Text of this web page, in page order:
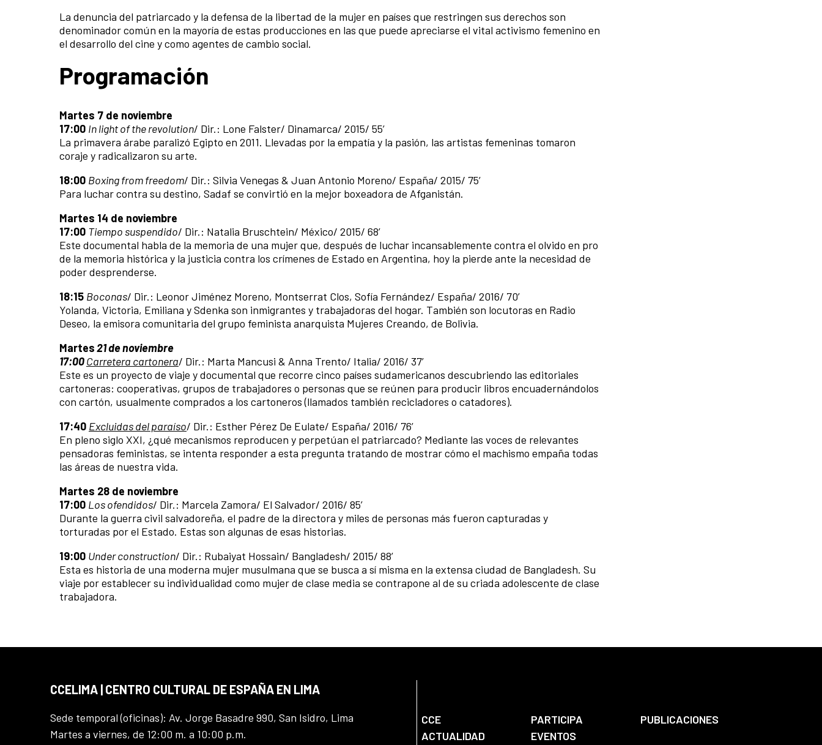
La denuncia del patriarcado y la defensa de la libertad de la mujer en países que restringen sus derechos son
denominador común en la mayoría de estas producciones en las que puede apreciarse el vital activismo femenino en
el desarrollo del cine y como agentes de cambio social.
Programación
Martes 7 de noviembre
17:00 In light of the revolution/ Dir.: Lone Falster/ Dinamarca/ 2015/ 55’
La primavera árabe paralizó Egipto en 2011. Llevadas por la empatía y la pasión, las artistas femeninas tomaron
coraje y radicalizaron su arte.
18:00 Boxing from freedom/ Dir.: Silvia Venegas & Juan Antonio Moreno/ España/ 2015/ 75’
Para luchar contra su destino, Sadaf se convirtió en la mejor boxeadora de Afganistán.
Martes 14 de noviembre
17:00 Tiempo suspendido/ Dir.: Natalia Bruschtein/ México/ 2015/ 68’
Este documental habla de la memoria de una mujer que, después de luchar incansablemente contra el olvido en pro
de la memoria histórica y la justicia contra los crímenes de Estado en Argentina, hoy la pierde ante la necesidad de
poder desprenderse.
18:15 Boconas/ Dir.: Leonor Jiménez Moreno, Montserrat Clos, Sofía Fernández/ España/ 2016/ 70’
Yolanda, Victoria, Emiliana y Sdenka son inmigrantes y trabajadoras del hogar. También son locutoras en Radio
Deseo, la emisora comunitaria del grupo feminista anarquista Mujeres Creando, de Bolivia.
Martes21 de noviembre
17:00Carretera cartonera/ Dir.: Marta Mancusi & Anna Trento/ Italia/ 2016/ 37’
Este es un proyecto de viaje y documental que recorre cinco países sudamericanos descubriendo las editoriales
cartoneras: cooperativas, grupos de trabajadores o personas que se reúnen para producir libros encuadernándolos
con cartón, usualmente comprados a los cartoneros (llamados también recicladores o catadores).
17:40 Excluidas del paraíso/ Dir.: Esther Pérez De Eulate/ España/ 2016/ 76’
En pleno siglo XXI, ¿qué mecanismos reproducen y perpetúan el patriarcado? Mediante las voces de relevantes
pensadoras feministas, se intenta responder a esta pregunta tratando de mostrar cómo el machismo empaña todas
las áreas de nuestra vida.
Martes 28 de noviembre
17:00 Los ofendidos/ Dir.: Marcela Zamora/ El Salvador/ 2016/ 85’
Durante la guerra civil salvadoreña, el padre de la directora y miles de personas más fueron capturadas y
torturadas por el Estado. Estas son algunas de esas historias.
19:00 Under construction/ Dir.: Rubaiyat Hossain/ Bangladesh/ 2015/ 88’
Esta es historia de una moderna mujer musulmana que se busca a sí misma en la extensa ciudad de Bangladesh. Su
viaje por establecer su individualidad como mujer de clase media se contrapone al de su criada adolescente de clase
trabajadora.
CCELIMA | CENTRO CULTURAL DE ESPAÑA EN LIMA
Sede temporal (oficinas): Av. Jorge Basadre 990, San Isidro, Lima
Martes a viernes, de 12:00 m. a 10:00 p.m.
CCE PARTICIPA
PUBLICACIONES
ACTUALIDAD
EVENTOS